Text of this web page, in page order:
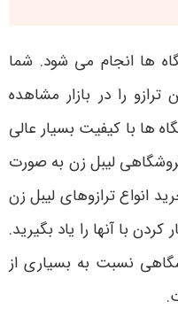
ها انجام می شود. شما
را در بازار مشاهده
ها با کیفیت بسیار عالی
لیبل زن به صورت
انواع ترازوهای لیبل زن
با آنها را یاد بگیرید.
نسبت به بسیاری از